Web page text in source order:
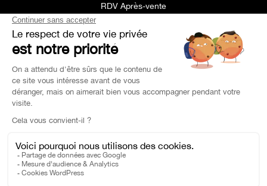
RDV Après-vente
Simulateur
Recherche Personnalisée